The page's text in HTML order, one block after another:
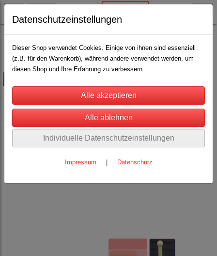
Pferdehaltung Hufbeschlagartikel(5)
Datenschutzeinstellungen
Dieser Shop verwendet Cookies. Einige von ihnen sind essenziell
(z.B. für den Warenkorb), während andere verwendet werden, um
diesen Shop und Ihre Erfahrung zu verbessern.
Individuelle Datenschutzeinstellungen
Impressum Datenschutz